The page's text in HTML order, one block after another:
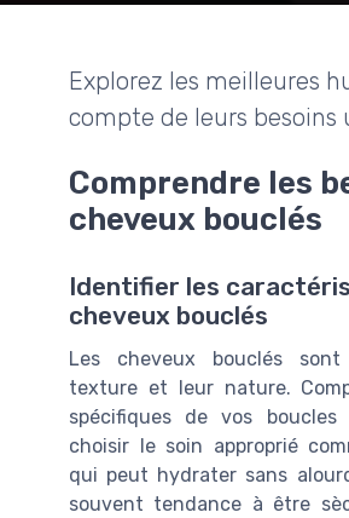
Explorez les meilleures
compte de leurs besoins
Comprendre les
cheveux bouclés
Identifier les
cheveux bouclés
Les cheveux bouclés
texture et leur nature.
spécifiques de vos
choisir le soin approprié
qui peut hydrater sans
souvent tendance à être